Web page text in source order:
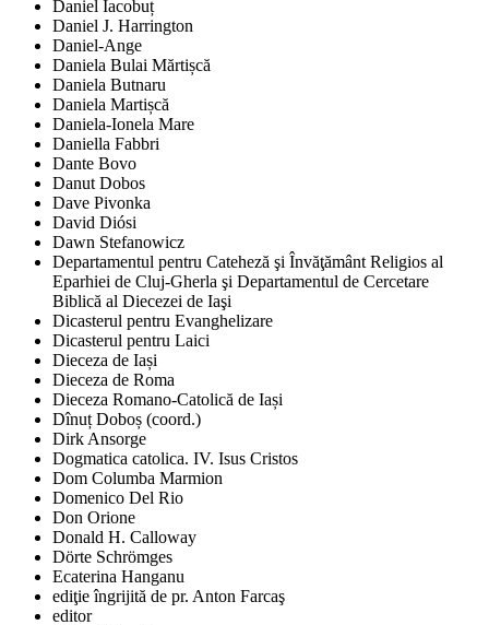
Daniel Iacobuț
Daniel J. Harrington
Daniel-Ange
Daniela Bulai Mărtișcă
Daniela Butnaru
Daniela Martișcă
Daniela-Ionela Mare
Daniella Fabbri
Dante Bovo
Danut Dobos
Dave Pivonka
David Diósi
Dawn Stefanowicz
Departamentul pentru Cateheză şi Învăţământ Religios al
Eparhiei de Cluj-Gherla şi Departamentul de Cercetare
Biblică al Diecezei de Iaşi
Dicasterul pentru Evanghelizare
Dicasterul pentru Laici
Dieceza de Iași
Dieceza de Roma
Dieceza Romano-Catolică de Iași
Dînuț Doboș (coord.)
Dirk Ansorge
Dogmatica catolica. IV. Isus Cristos
Dom Columba Marmion
Domenico Del Rio
Don Orione
Donald H. Calloway
Dörte Schrömges
Ecaterina Hanganu
ediţie îngrijită de pr. Anton Farcaş
editor